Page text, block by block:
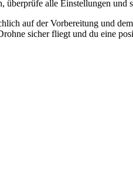
alle Einstellungen und
auf der Vorbereitung und
sicher fliegt und du eine